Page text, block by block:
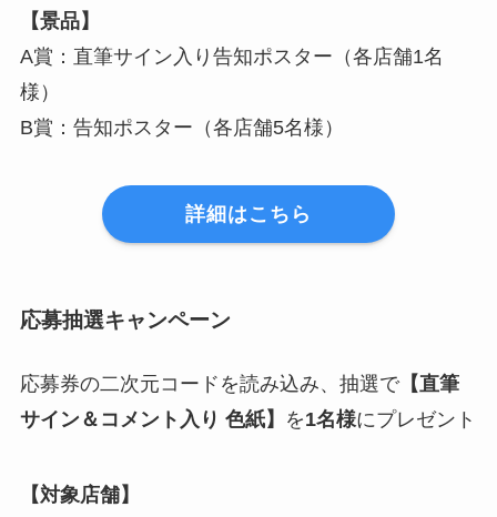
【景品】
A賞：直筆サイン入り告知ポスター（各店舗1名
様）
B賞：告知ポスター（各店舗5名様）
詳細はこちら
応募抽選キャンペーン
応募券の二次元コードを読み込み、抽選で【直筆
サイン＆コメント入り 色紙】
を1名様にプレゼント
【対象店舗】